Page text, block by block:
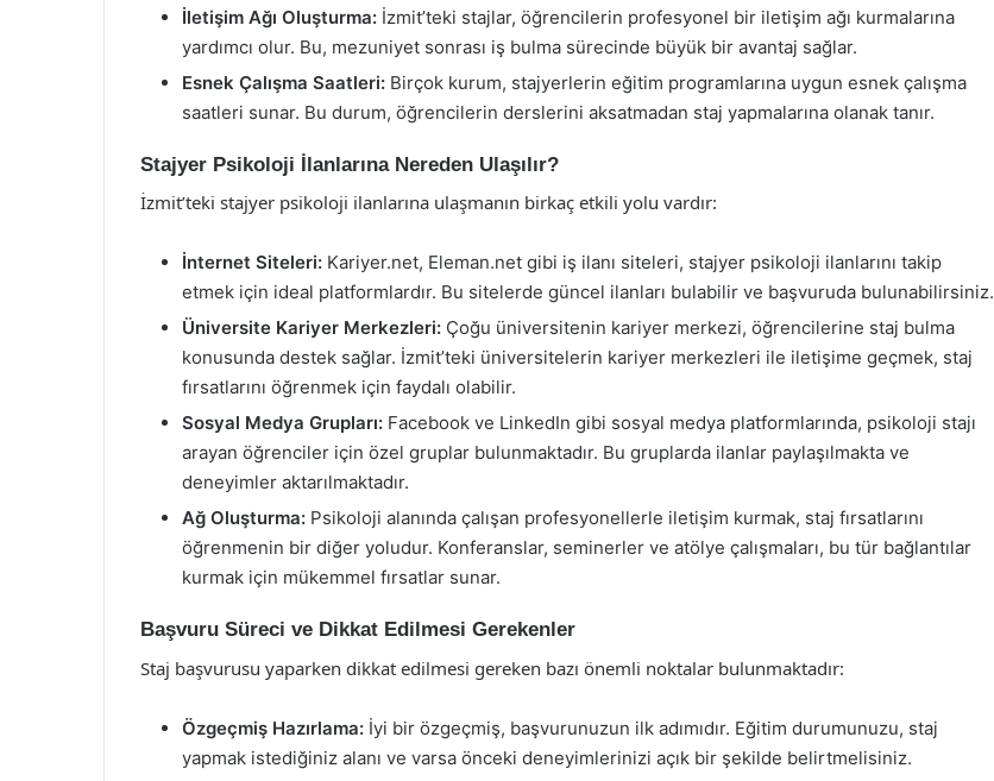
İletişim Ağı Oluşturma: İzmit’teki stajlar, öğrencilerin profesyonel bir iletişim ağı kurmalarına
yardımcı olur. Bu, mezuniyet sonrası iş bulma sürecinde büyük bir avantaj sağlar.
Esnek Çalışma Saatleri: Birçok kurum, stajyerlerin eğitim programlarına uygun esnek çalışma
saatleri sunar. Bu durum, öğrencilerin derslerini aksatmadan staj yapmalarına olanak tanır.
Stajyer Psikoloji İlanlarına Nereden Ulaşılır?
İzmit’teki stajyer psikoloji ilanlarına ulaşmanın birkaç etkili yolu vardır:
İnternet Siteleri: Kariyer.net, Eleman.net gibi iş ilanı siteleri, stajyer psikoloji ilanlarını takip
etmek için ideal platformlardır. Bu sitelerde güncel ilanları bulabilir ve başvuruda bulunabilirsiniz.
Üniversite Kariyer Merkezleri: Çoğu üniversitenin kariyer merkezi, öğrencilerine staj bulma
konusunda destek sağlar. İzmit’teki üniversitelerin kariyer merkezleri ile iletişime geçmek, staj
fırsatlarını öğrenmek için faydalı olabilir.
Sosyal Medya Grupları: Facebook ve LinkedIn gibi sosyal medya platformlarında, psikoloji stajı
arayan öğrenciler için özel gruplar bulunmaktadır. Bu gruplarda ilanlar paylaşılmakta ve
deneyimler aktarılmaktadır.
Ağ Oluşturma: Psikoloji alanında çalışan profesyonellerle iletişim kurmak, staj fırsatlarını
öğrenmenin bir diğer yoludur. Konferanslar, seminerler ve atölye çalışmaları, bu tür bağlantılar
kurmak için mükemmel fırsatlar sunar.
Başvuru Süreci ve Dikkat Edilmesi Gerekenler
Staj başvurusu yaparken dikkat edilmesi gereken bazı önemli noktalar bulunmaktadır:
Özgeçmiş Hazırlama: İyi bir özgeçmiş, başvurunuzun ilk adımıdır. Eğitim durumunuzu, staj
yapmak istediğiniz alanı ve varsa önceki deneyimlerinizi açık bir şekilde belirtmelisiniz.